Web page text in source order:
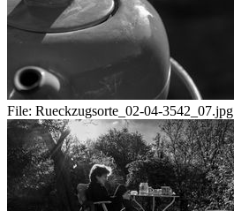
File: Rueckzugsorte_02-04-3542_07.jpg